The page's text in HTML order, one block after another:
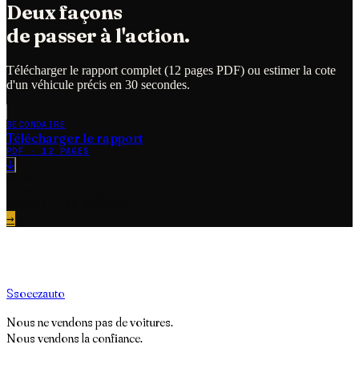
Deux façons
de passer à l'action.
Télécharger le rapport complet (12 pages PDF) ou estimer la cote
d'un véhicule précis en 30 secondes.
SECONDAIRE
Télécharger le rapport
PDF · 12 PAGES
↓
→
Ssoeezauto
Nous ne vendons pas de voitures.
Nous vendons la confiance.